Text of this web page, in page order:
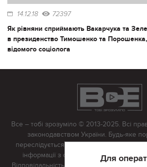
14.12.18 72397
Як рівняни сприймають Вакарчука та
в президенство Тимошенко та Порошенка,
відомого соціолога
Для
Все – тобі зрозуміло © 2013-2025. Всі
законодавством України. Будь-яке
переслідується в судовому порядку.
інформації з сайту тільки з письмово
Відповідальність за достовірність усіх